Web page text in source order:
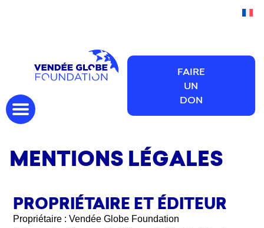
FAIRE
UN
DON
MENTIONS LÉGALES
PROPRIÉTAIRE ET ÉDITEUR
Propriétaire : Vendée Globe Foundation